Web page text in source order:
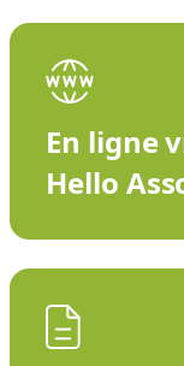
En ligne
Hello